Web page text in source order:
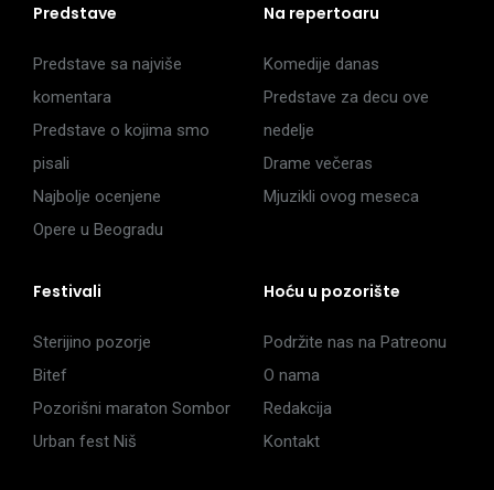
Predstave
Predstave sa najviše
komentara
Predstave o kojima smo
pisali
Najbolje ocenjene
Opere u Beogradu
Na repertoaru
Komedije danas
Predstave za decu ove
nedelje
Drame večeras
Mjuzikli ovog meseca
Festivali
Sterijino pozorje
Bitef
Pozorišni maraton Sombor
Urban fest Niš
Hoću u pozorište
Podržite nas na Patreonu
O nama
Redakcija
Kontakt